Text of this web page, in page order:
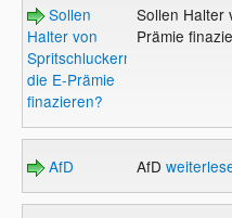
Sollen
Halter von
Spritschluckern
die E-Prämie
finazieren?
Sollen Halter
Prämie
AfD AfD